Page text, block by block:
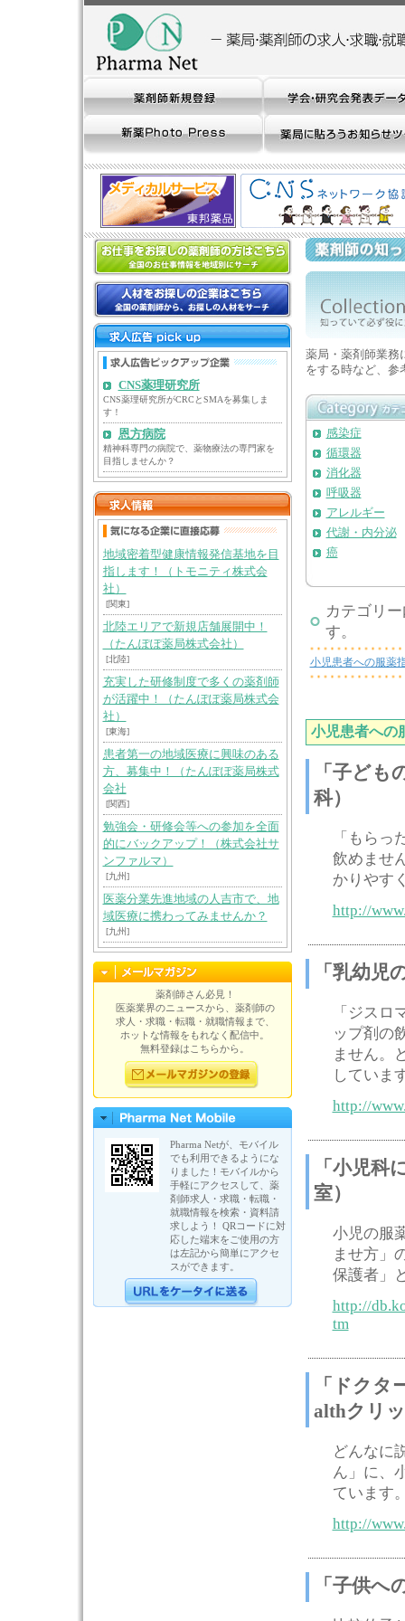
CNS薬理研究所
CNS薬理研究所がCRCとSMAを募集しま
す！
恩方病院
精神科専門の病院で、薬物療法の専門家を
目指しませんか？
地域密着型健康情報発信基地を目
指します！（トモニティ株式会
社）
[関東]
北陸エリアで新規店舗展開中！
（たんぽぽ薬局株式会社）
[北陸]
充実した研修制度で多くの薬剤師
が活躍中！（たんぽぽ薬局株式会
社）
[東海]
患者第一の地域医療に興味のある
方、募集中！（たんぽぽ薬局株式
会社
[関西]
勉強会・研修会等への参加を全面
的にバックアップ！（株式会社サ
ンファルマ）
[九州]
医薬分業先進地域の人吉市で、地
域医療に携わってみませんか？
[九州]
薬剤師さん必見！
医薬業界のニュースから、薬剤師の
求人・求職・転職・就職情報まで、
ホットな情報をもれなく配信中。
無料登録はこちらから。
Pharma Netが、モバイル
でも利用できるようにな
りました！モバイルから
手軽にアクセスして、薬
剤師求人・求職・転職・
就職情報を検索・資料請
求しよう！ QRコードに対
応した端末をご使用の方
は左記から簡単にアクセ
スができます。
薬局・薬剤師業務
をする時など、参
感染症
循環器
消化器
呼吸器
アレルギー
代謝・内分泌
癌
カテゴリ
す。
小児患者への服薬
小児患者への
「子ども
科）
「もら
飲めませ
かりやす
http://
「乳幼児
「ジス
ップ剤の
ません。
していま
http://
「小児
室）
小児の服
ませ方」
保護者」
http://
tm
「ドク
althクリ
どんなに
ん」に、
ています
http://
「子供へ